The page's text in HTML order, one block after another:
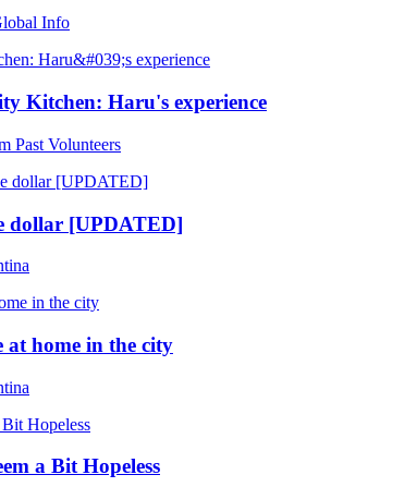
Info
Kitchen: Haru's experience
Past Volunteers
dollar [UPDATED]
home in the city
a Bit Hopeless